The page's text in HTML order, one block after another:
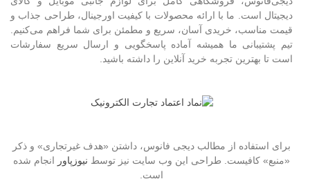
دیجیتال است. ما با ارائه محصولات با کیفیت اورجینال، طراحی جذاب و
قیمت مناسب، خریدی آسان، سریع و مطمئن برای شما فراهم می‌کنیم.
تیم پشتیبانی ما همیشه آماده پاسخگویی و ارسال سریع سفارشات
است تا بهترین تجربه خرید آنلاین را داشته باشید.
برای استفاده از مطالب دیجی فانوس، داشتن «هدف غیرتجاری» و ذکر
«منبع» کافیست. طراحی این وب سایت نیز توسط نیوزپاور انجام شده
است.